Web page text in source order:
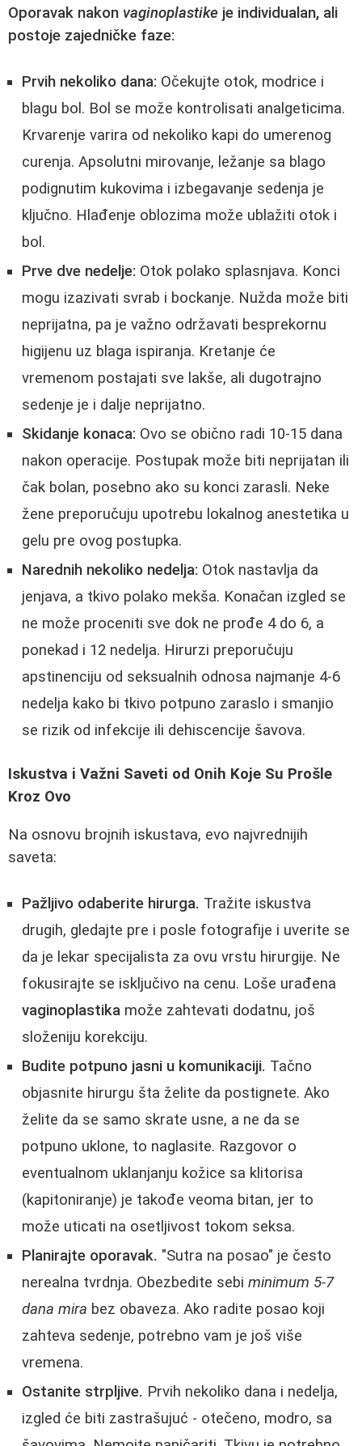
Oporavak nakon vaginoplastike je individualan, ali
postoje zajedničke faze:
Prvih nekoliko dana: Očekujte otok, modrice i
blagu bol. Bol se može kontrolisati analgeticima.
Krvarenje varira od nekoliko kapi do umerenog
curenja. Apsolutni mirovanje, ležanje sa blago
podignutim kukovima i izbegavanje sedenja je
ključno. Hlađenje oblozima može ublažiti otok i
bol.
Prve dve nedelje: Otok polako splasnjava. Konci
mogu izazivati svrab i bockanje. Nužda može biti
neprijatna, pa je važno održavati besprekornu
higijenu uz blaga ispiranja. Kretanje će
vremenom postajati sve lakše, ali dugotrajno
sedenje je i dalje neprijatno.
Skidanje konaca: Ovo se obično radi 10-15 dana
nakon operacije. Postupak može biti neprijatan ili
čak bolan, posebno ako su konci zarasli. Neke
žene preporučuju upotrebu lokalnog anestetika u
gelu pre ovog postupka.
Narednih nekoliko nedelja: Otok nastavlja da
jenjava, a tkivo polako mekša. Konačan izgled se
ne može proceniti sve dok ne prođe 4 do 6, a
ponekad i 12 nedelja. Hirurzi preporučuju
apstinenciju od seksualnih odnosa najmanje 4-6
nedelja kako bi tkivo potpuno zaraslo i smanjio
se rizik od infekcije ili dehiscencije šavova.
Iskustva i Važni Saveti od Onih Koje Su Prošle
Kroz Ovo
Na osnovu brojnih iskustava, evo najvrednijih
saveta:
Pažljivo odaberite hirurga. Tražite iskustva
drugih, gledajte pre i posle fotografije i uverite se
da je lekar specijalista za ovu vrstu hirurgije. Ne
fokusirajte se isključivo na cenu. Loše urađena
vaginoplastika može zahtevati dodatnu, još
složeniju korekciju.
Budite potpuno jasni u komunikaciji. Tačno
objasnite hirurgu šta želite da postignete. Ako
želite da se samo skrate usne, a ne da se
potpuno uklone, to naglasite. Razgovor o
eventualnom uklanjanju kožice sa klitorisa
(kapitoniranje) je takođe veoma bitan, jer to
može uticati na osetljivost tokom seksa.
Planirajte oporavak. "Sutra na posao" je često
nerealna tvrdnja. Obezbedite sebi minimum 5-7
dana mira bez obaveza. Ako radite posao koji
zahteva sedenje, potrebno vam je još više
vremena.
Ostanite strpljive. Prvih nekoliko dana i nedelja,
izgled će biti zastrašujuć - otečeno, modro, sa